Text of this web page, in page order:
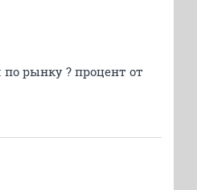
по рынку ? процент от